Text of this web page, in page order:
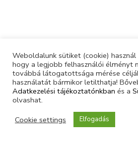
© Magyar Lovas Szövetség |
Weboldalunk sütiket (cookie)
hogy a legjobb felhasználói élményt
továbbá látogatottsága mérése
használatát bármikor letilthatja!
Adatkezelési tájékoztatónkban és a
olvashat.
Cookie settings
Elfogadás